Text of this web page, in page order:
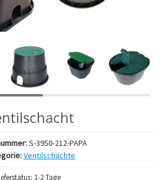
S-3950-212-PAPA
Ventilschächte
1-2 Tage